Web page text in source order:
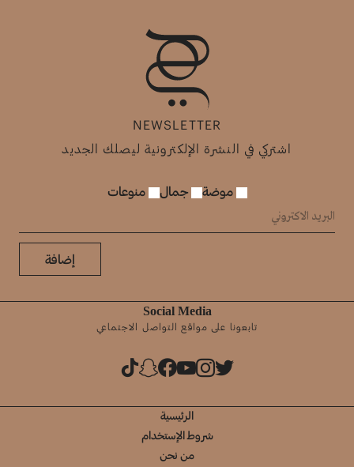
NEWSLETTER
اشتركي في النشرة الإلكترونية ليصلك الجديد
موضة جمال منوعات
إضافة
Social Media
تابعونا على مواقع التواصل الاجتماعي
الرئيسية
شروط الإستخدام
من نحن